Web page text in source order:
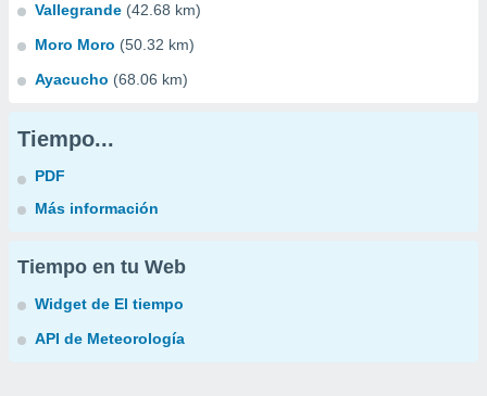
Vallegrande (42.68 km)
Moro Moro (50.32 km)
Ayacucho (68.06 km)
Tiempo...
PDF
Más información
Tiempo en tu Web
Widget de El tiempo
API de Meteorología